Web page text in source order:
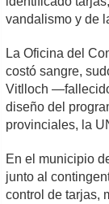
vandalismo y de
La Oficina del
costó sangre,
Vitlloch
diseño del
provinciales, la
En el municipio
junto al
control de tarjas,